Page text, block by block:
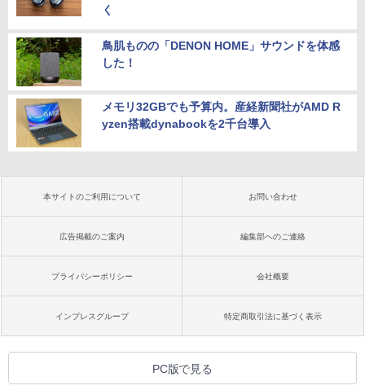
く
鳥肌ものの「DENON HOME」サウンドを体感
した！
メモリ32GBでも予算内。産経新聞社がAMD R
yzen搭載dynabookを2千台導入
本サイトのご利用について お問い合わせ
広告掲載のご案内 編集部へのご連絡
プライバシーポリシー 会社概要
インプレスグループ 特定商取引法に基づく表示
PC版で見る